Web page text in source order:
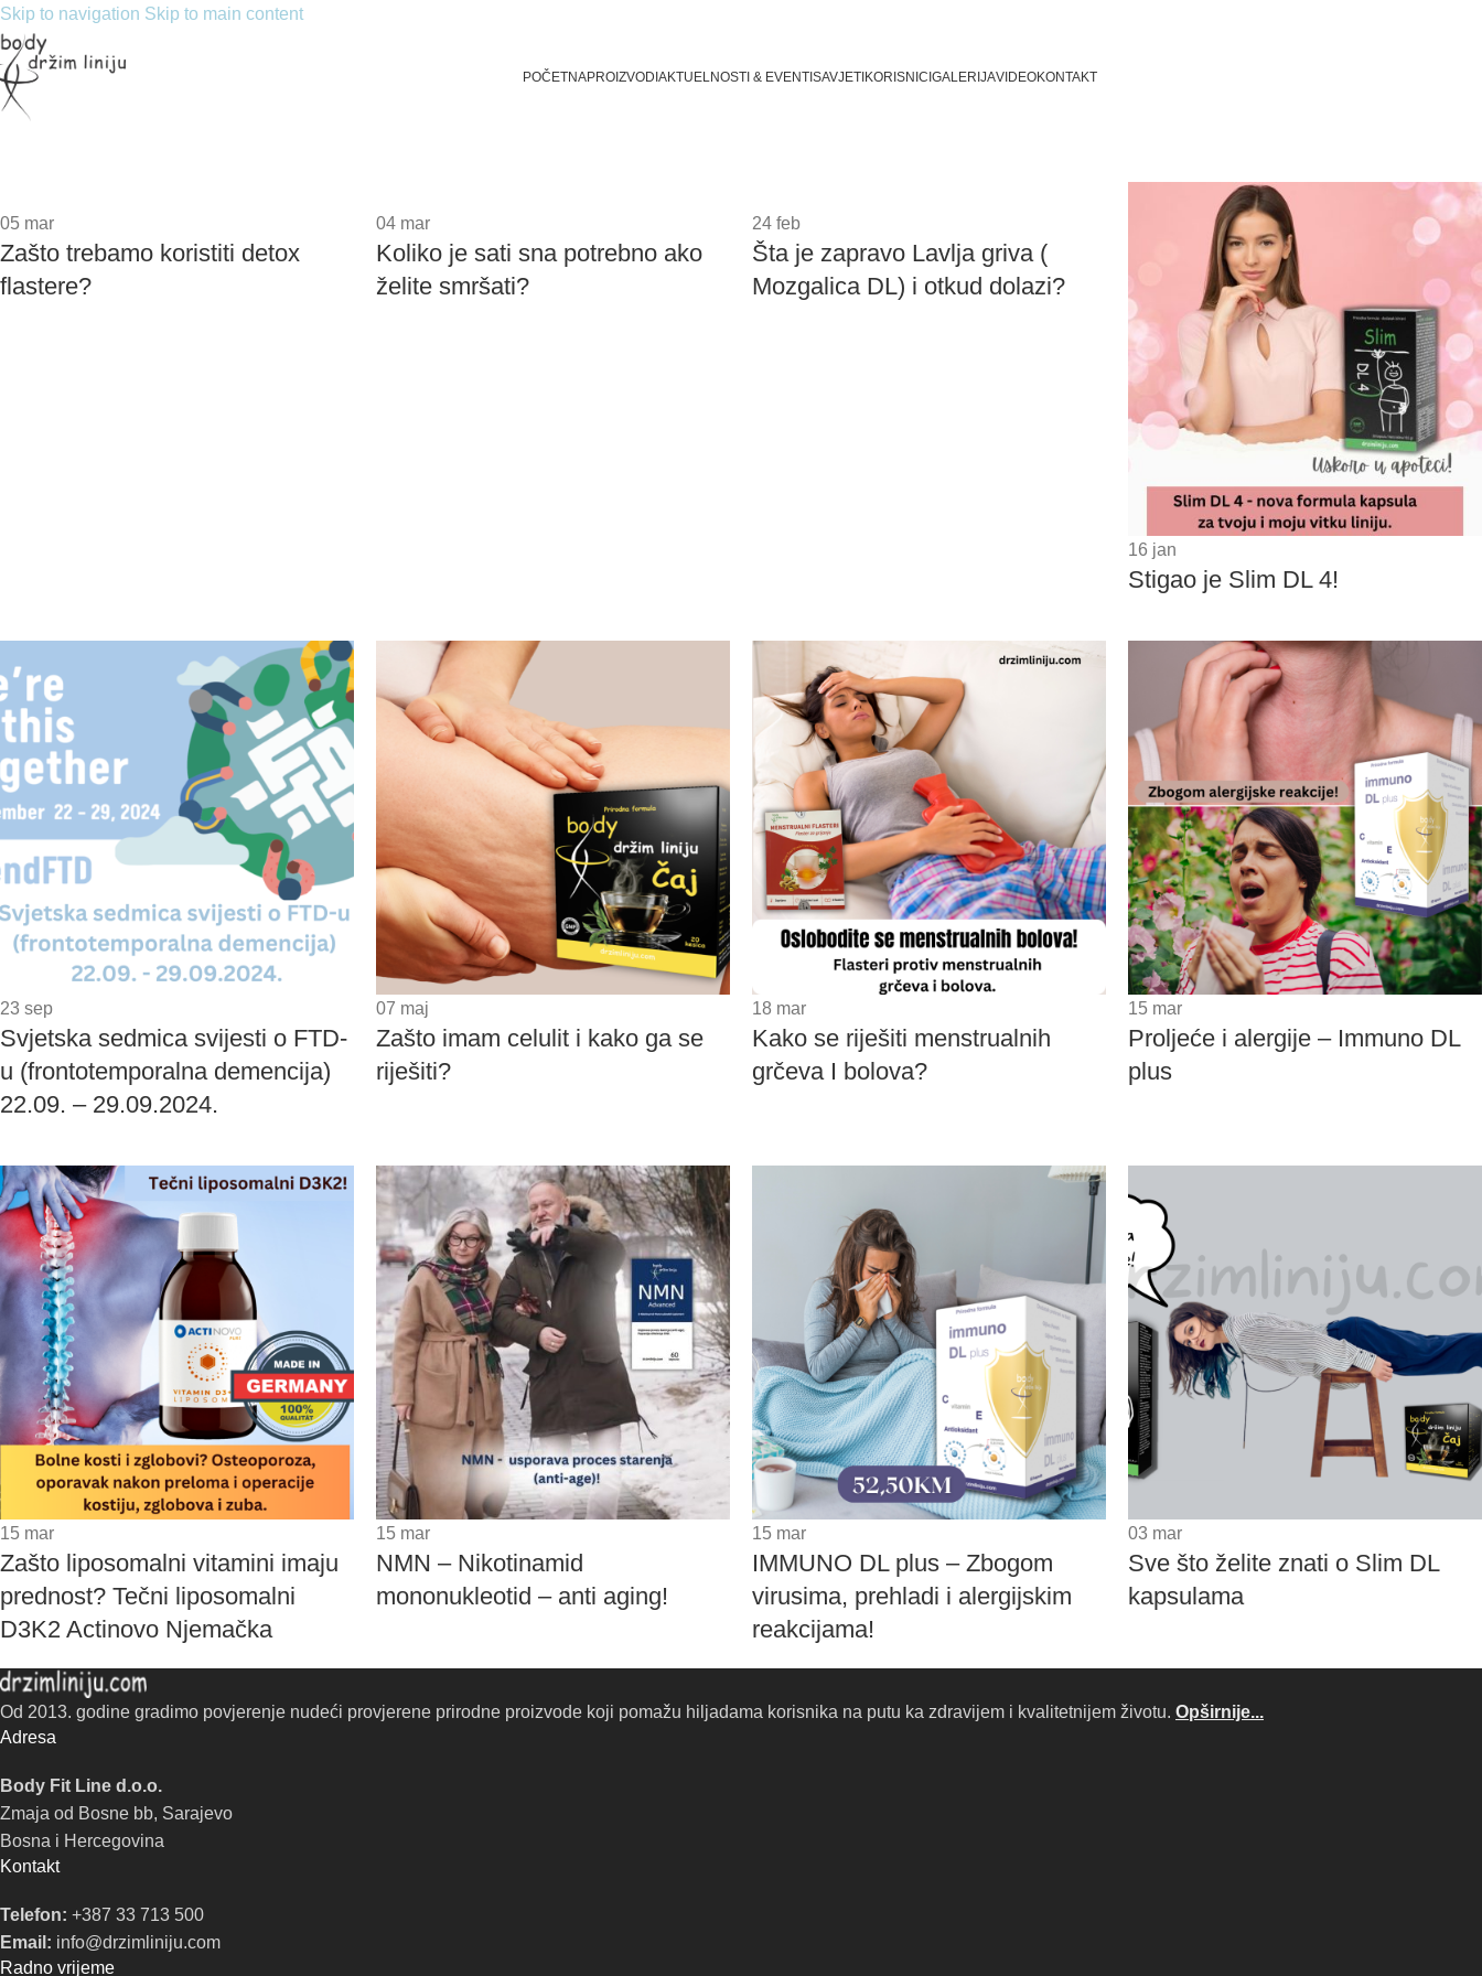
Skip to navigation Skip to main content
POČETNAPROIZVODI AKTUELNOSTI & EVENTI SAVJETI KORISNICI GALERIJAVIDEOKONTAKT
05 mar
Zašto trebamo koristiti detox
flastere?
04 mar
Koliko je sati sna potrebno ako
želite smršati?
24 feb
Šta je zapravo Lavlja griva (
Mozgalica DL) i otkud dolazi?
16 jan
Stigao je Slim DL 4!
23 sep
Svjetska sedmica svijesti o FTD-
u (frontotemporalna demencija)
22.09. – 29.09.2024.
07 maj
Zašto imam celulit i kako ga se
riješiti?
18 mar
Kako se riješiti menstrualnih
grčeva I bolova?
15 mar
Proljeće i alergije – Immuno DL
plus
15 mar
Zašto liposomalni vitamini imaju
prednost? Tečni liposomalni
D3K2 Actinovo Njemačka
15 mar
NMN – Nikotinamid
mononukleotid – anti aging!
15 mar
IMMUNO DL plus – Zbogom
virusima, prehladi i alergijskim
reakcijama!
03 mar
Sve što želite znati o Slim DL
kapsulama
Od 2013. godine gradimo povjerenje nudeći provjerene prirodne proizvode koji pomažu hiljadama korisnika na putu ka zdravijem i kvalitetnijem životu. Opširnije...
Adresa
Body Fit Line d.o.o.
Zmaja od Bosne bb, Sarajevo
Bosna i Hercegovina
Kontakt
Telefon: +387 33 713 500
Email: info@drzimliniju.com
Radno vrijeme